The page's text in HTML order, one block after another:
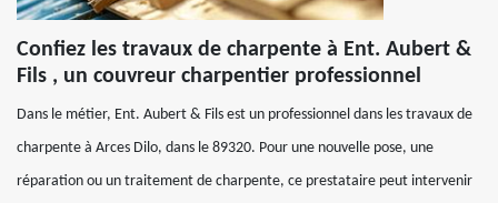
Confiez les travaux de charpente à Ent. Aubert &
Fils , un couvreur charpentier professionnel
Dans le métier, Ent. Aubert & Fils est un professionnel dans les travaux de
charpente à Arces Dilo, dans le 89320. Pour une nouvelle pose, une
réparation ou un traitement de charpente, ce prestataire peut intervenir